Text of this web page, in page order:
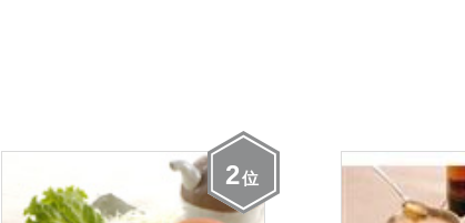
2位